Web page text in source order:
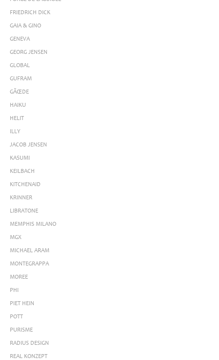
FRIEDRICH DICK
GAIA & GINO
GENEVA
GEORG JENSEN
GLOBAL
GUFRAM
GÃŒDE
HAIKU
HELIT
ILLY
JACOB JENSEN
KASUMI
KEILBACH
KITCHENAID
KRINNER
LIBRATONE
MEMPHIS MILANO
MGX
MICHAEL ARAM
MONTEGRAPPA
MOREE
PHI
PIET HEIN
POTT
PURISME
RADIUS DESIGN
REAL KONZEPT